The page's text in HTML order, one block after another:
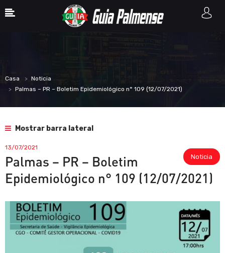
Casa
Noticia
Palmas – PR – Boletim Epidemiológico n° 109 (12/07/2021)
Mostrar barra lateral
Noticia
13/07/2021
Palmas – PR – Boletim
Epidemiológico n° 109 (12/07/2021)